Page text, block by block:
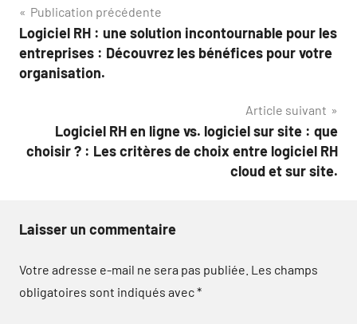
Navigation
de
l’article
Publication précédente
Logiciel RH : une solution incontournable pour les
entreprises : Découvrez les bénéfices pour votre
organisation.
Article suivant
Logiciel RH en ligne vs. logiciel sur site : que
choisir ? : Les critères de choix entre logiciel RH
cloud et sur site.
Laisser un commentaire
Votre adresse e-mail ne sera pas publiée. Les champs
obligatoires sont indiqués avec*